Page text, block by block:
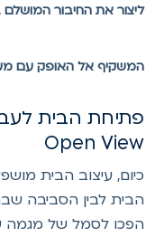
את החיבור המושלם
אל האופק עם
הבית
Open
עיצוב הבית מושפע
לבין הסביבה
לסמל של מגמה